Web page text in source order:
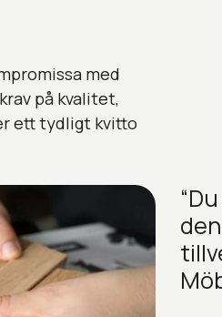
med
på kvalitet,
ett tydligt kvitto